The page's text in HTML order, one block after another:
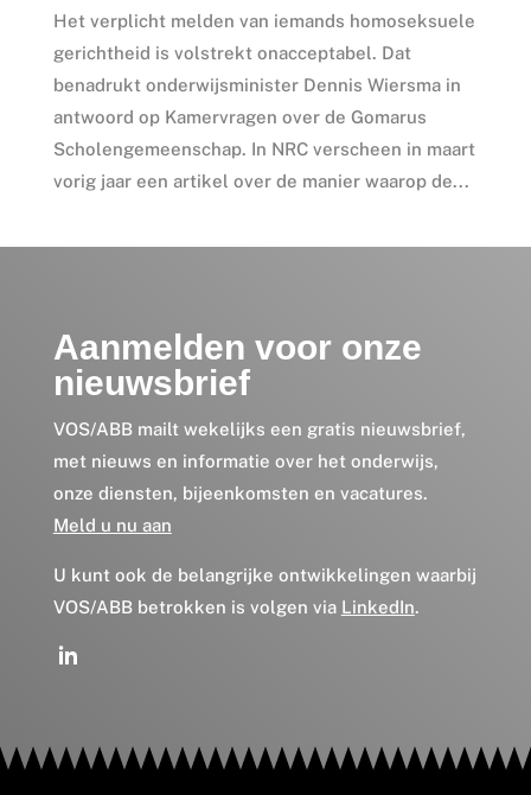
Het verplicht melden van iemands homoseksuele
gerichtheid is volstrekt onacceptabel. Dat
benadrukt onderwijsminister Dennis Wiersma in
antwoord op Kamervragen over de Gomarus
Scholengemeenschap. In NRC verscheen in maart
vorig jaar een artikel over de manier waarop de...
Aanmelden voor onze
nieuwsbrief
VOS/ABB mailt wekelijks een gratis nieuwsbrief,
met nieuws en informatie over het onderwijs,
onze diensten, bijeenkomsten en vacatures.
Meld u nu aan
U kunt ook de belangrijke ontwikkelingen waarbij
VOS/ABB betrokken is volgen via LinkedIn.